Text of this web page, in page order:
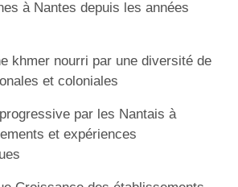
à Nantes depuis les années
khmer nourri par une diversité de
et coloniales
par les Nantais à
et expériences